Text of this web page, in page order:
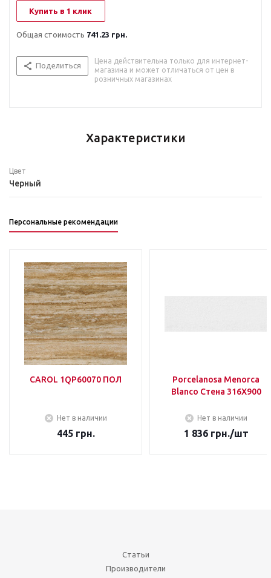
Купить в 1 клик
Общая стоимость 741.23 грн.
Поделиться
Цена действительна только для интернет-
магазина и может отличаться от цен в
розничных магазинах
Характеристики
Цвет
Черный
Персональные рекомендации
CAROL 1QP60070 ПОЛ
Нет в наличии
445грн.
Porcelanosa Menorca
Blanco Стена 316Х900
Нет в наличии
1 836грн./шт
Статьи
Производители